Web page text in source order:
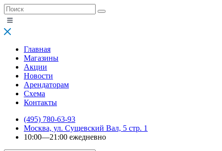
Главная
Магазины
Акции
Новости
Арендаторам
Схема
Контакты
(495) 780-63-93
Москва, ул. Сущевский Вал, 5 стр. 1
10:00—21:00 ежедневно